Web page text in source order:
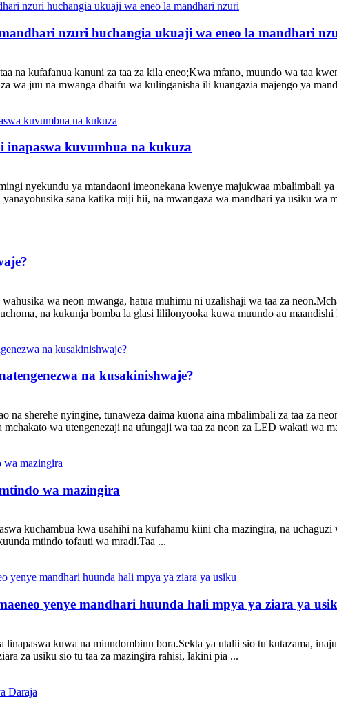
nzuri huchangia ukuaji wa eneo la mandhari
na kufafanua kanuni za taa za kila eneo;Kwa mfano, muundo wa taa
wa juu na mwanga dhaifu wa kulinganisha ili kuangazia majengo ya
inapaswa kuvumbua na kukuza
nyekundu ya mtandaoni imeonekana kwenye majukwaa mbalimbali
sana katika miji hii, na mwangaza wa mandhari ya usiku wa
wa neon mwanga, hatua muhimu ni uzalishaji wa taa za
na kukunja bomba la glasi lililonyooka kuwa muundo au
na kusakinishwaje?
na sherehe nyingine, tunaweza daima kuona aina mbalimbali za taa za
wa utengenezaji na ufungaji wa taa za neon za LED wakati wa
wa mazingira
kuchambua kwa usahihi na kufahamu kiini cha mazingira, na
mtindo tofauti wa mradi.Taa ...
yenye mandhari huunda hali mpya ya ziara ya
linapaswa kuwa na miundombinu bora.Sekta ya utalii sio tu kutazama,
za usiku sio tu taa za mazingira rahisi, lakini pia ...